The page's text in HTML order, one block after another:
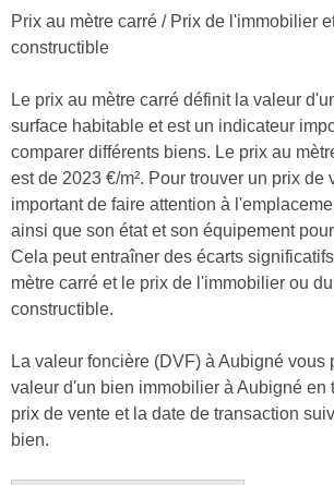
Prix au mètre carré / Prix de l'immobilier
constructible
Le prix au mètre carré définit la valeur
surface habitable et est un indicateur
comparer différents biens. Le prix au
est de 2023 €/m². Pour trouver un prix de
important de faire attention à
ainsi que son état et son équipement
Cela peut entraîner des écarts
mètre carré et le prix de l'immobilier ou
constructible.
La valeur foncière (DVF) à Aubigné vous
valeur d'un bien immobilier à Aubigné en
prix de vente et la date de transaction
bien.